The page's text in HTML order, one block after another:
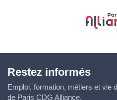
Restez informés
Emploi, formation, métiers et vie
de Paris CDG Alliance.